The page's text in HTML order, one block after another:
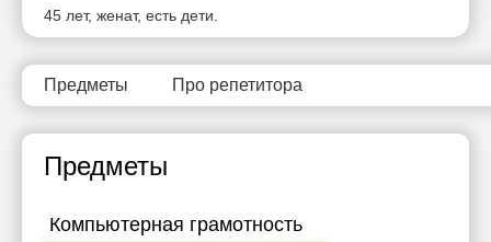
45 лет, женат, есть дети.
Предметы Про репетитора
Предметы
Компьютерная грамотность
Нет
Нет
свободных